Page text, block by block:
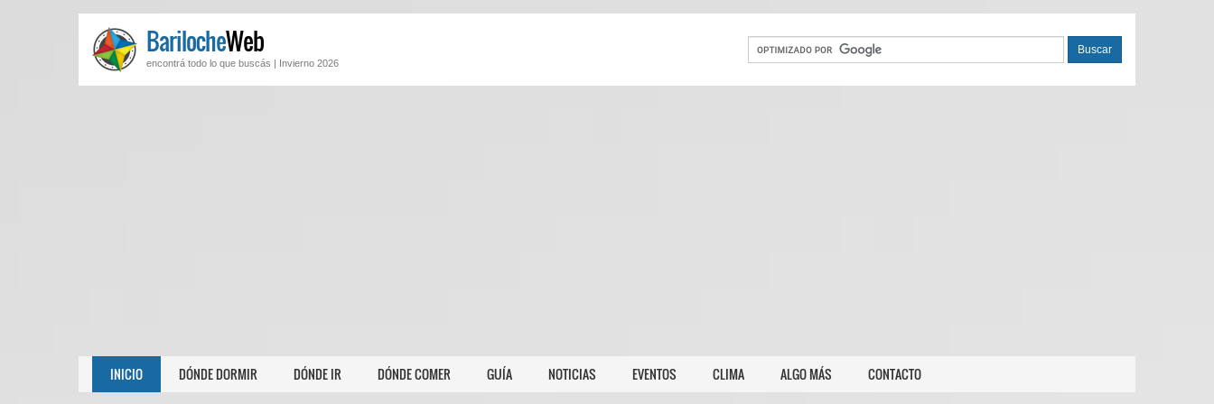
BarilocheWeb
encontrá todo lo que buscás | Invierno 2026
INICIO DÓNDE DORMIR DÓNDE IR DÓNDE COMER GUÍA NOTICIAS EVENTOS CLIMA ALGO MÁS CONTACTO